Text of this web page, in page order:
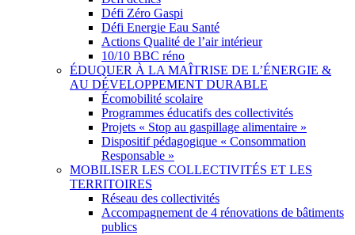
Défi Zéro Gaspi
Défi Energie Eau Santé
Actions Qualité de l’air intérieur
10/10 BBC réno
ÉDUQUER À LA MAÎTRISE DE L’ÉNERGIE &
AU DÉVELOPPEMENT DURABLE
Écomobilité scolaire
Programmes éducatifs des collectivités
Projets « Stop au gaspillage alimentaire »
Dispositif pédagogique « Consommation
Responsable »
MOBILISER LES COLLECTIVITÉS ET LES
TERRITOIRES
Réseau des collectivités
Accompagnement de 4 rénovations de bâtiments
publics